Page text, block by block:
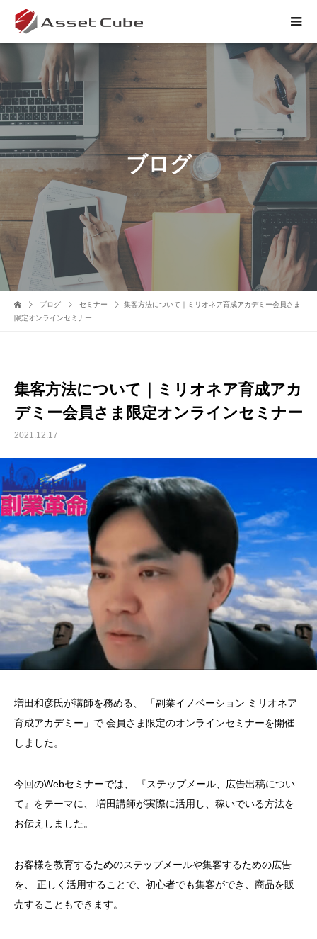
ブログ
ブログ セミナー
集客方法について｜ミリオネア育成アカデミー会員さま
限定オンラインセミナー
集客方法について｜ミリオネア育成アカ
デミー会員さま限定オンラインセミナー
2021.12.17
増田和彦氏が講師を務める、
「副業イノベーション ミリオネア
育成アカデミー」で 会員さま限定のオンラインセミナーを開催
しました。
今回のWebセミナーでは、
『ステップメール、広告出稿につい
て』をテーマに、
増田講師が実際に活用し、稼いでいる方法を
お伝えしました。
お客様を教育するためのステップメールや集客するための広告
を、
正しく活用することで、初心者でも集客ができ、商品を販
売することもできます。